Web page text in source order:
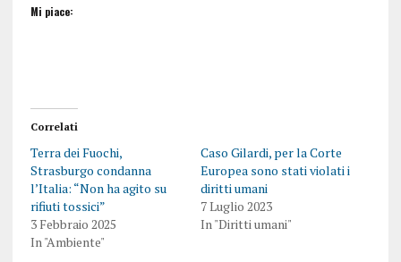
Mi piace:
Correlati
Terra dei Fuochi,
Strasburgo condanna
l’Italia: “Non ha agito su
rifiuti tossici”
3 Febbraio 2025
In "Ambiente"
Caso Gilardi, per la Corte
Europea sono stati violati i
diritti umani
7 Luglio 2023
In "Diritti umani"